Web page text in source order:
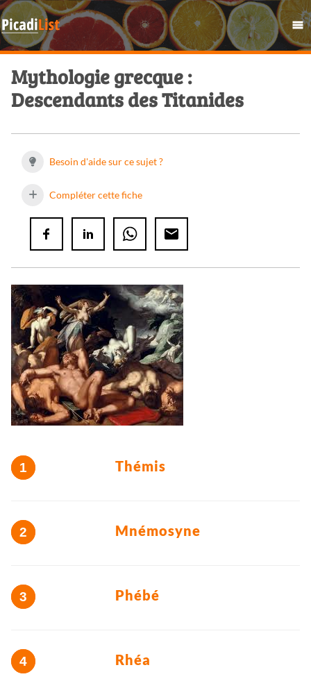
Mythologie grecque :
Descendants des Titanides
Besoin d'aide sur ce sujet ?
Compléter cette fiche
Thémis
Mnémosyne
Phébé
Rhéa